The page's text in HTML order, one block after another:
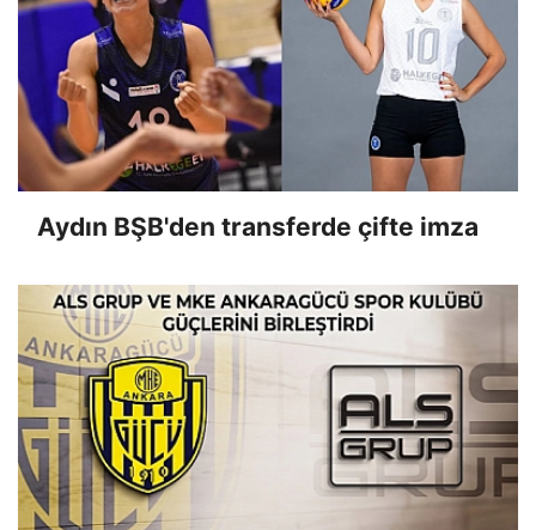
Aydın BŞB'den transferde çifte imza